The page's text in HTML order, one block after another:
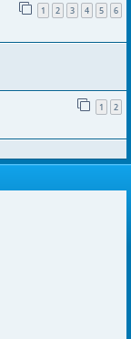
1 2 3 4 5 6
1 2